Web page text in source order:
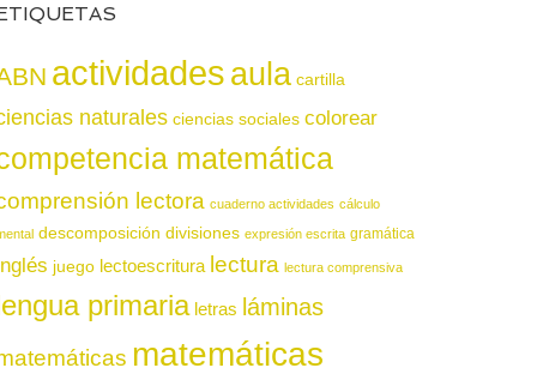
actividadesaula cartilla
naturales ciencias sociales colorear
matemática
lectora cuaderno actividades cálculo
descomposición divisiones expresión escrita gramática
juego lectoescritura lectura lectura comprensiva
primaria letras láminas
matemáticas